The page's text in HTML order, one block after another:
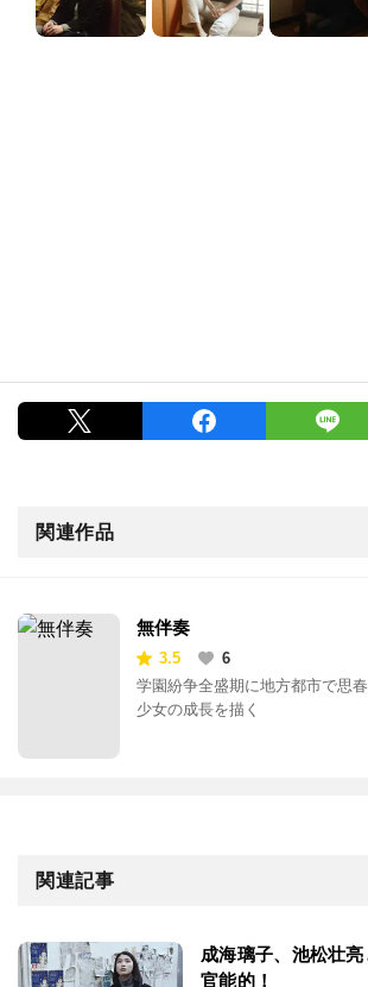
関連作品
無伴奏
3.5
6
学園紛争全盛期に地方都市で思
少女の成長を描く
関連記事
成海璃子、池松壮
官能的！